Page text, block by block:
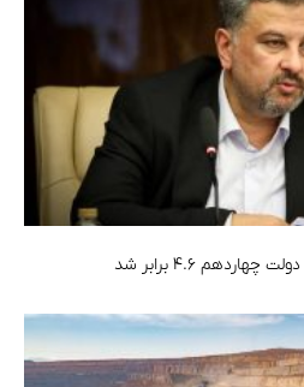
۴.۶ برابر شد